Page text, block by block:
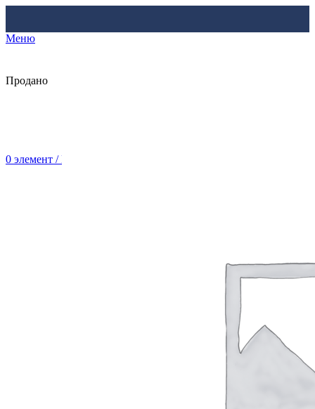
Меню
0 элемент / Br
Продано